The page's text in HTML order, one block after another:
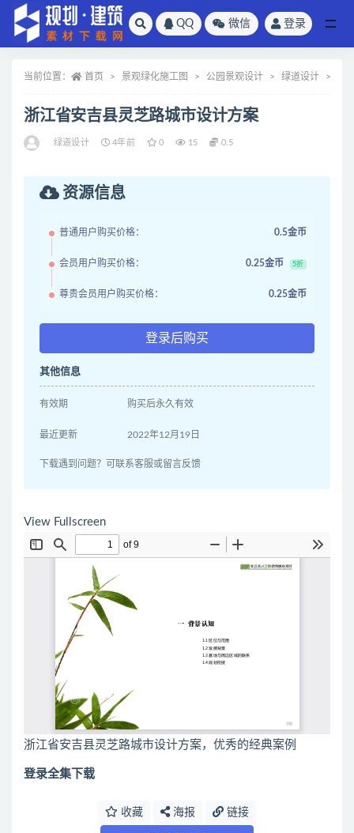
QQ 微信 登录
当前位置： 首页 景观绿化施工图 公园景观设计 绿道设计
浙江省安吉县灵芝路城市设计方案
绿道设计 4年前 0 15 0.5
资源信息
普通用户购买价格： 0.5金币
会员用户购买价格： 0.25金币 5折
尊贵会员用户购买价格： 0.25金币
登录后购买
其他信息
有效期 购买后永久有效
最近更新 2022年12月19日
下载遇到问题？可联系客服或留言反馈
View Fullscreen
浙江省安吉县灵芝路城市设计方案，优秀的经典案例
登录全集下载
收藏 海报 链接
全部